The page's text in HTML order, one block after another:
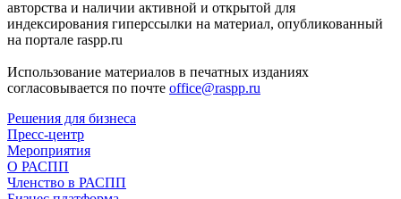
авторства и наличии активной и открытой для
индексирования гиперссылки на материал, опубликованный
на портале raspp.ru
Использование материалов в печатных изданиях
согласовывается по почте office@raspp.ru
Решения для бизнеса
Пресс-центр
Мероприятия
О РАСПП
Членство в РАСПП